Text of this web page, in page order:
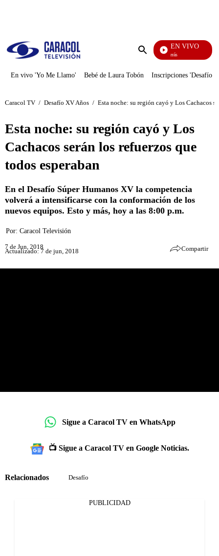
Enviar
EN VIVO
También Caerás
En vivo 'Yo Me Llamo' Bebé de Laura Tobón Inscripciones 'Desafío'
Caracol TV / Desafío XV Años / Esta noche: su región cayó y Los Cachacos
Esta noche: su región cayó y Los
Cachacos serán los refuerzos que
todos esperaban
En el Desafío Súper Humanos XV la competencia
volverá a intensificarse con la conformación de los
nuevos equipos. Esto y más, hoy a las 8:00 p.m.
Por: Caracol Televisión
7 de Jun, 2018
Actualizado: 7 de jun, 2018 Compartir
Sigue a Caracol TV en WhatsApp
📺 Sigue a Caracol TV en Google Noticias.
Relacionados Desafío
PUBLICIDAD